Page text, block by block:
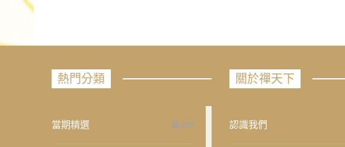
熱門分類
當期精選 658
關於禪天下
認識我們